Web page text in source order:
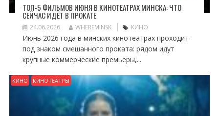
ТОП-5 ФИЛЬМОВ ИЮНЯ В КИНОТЕАТРАХ МИНСКА: ЧТО
СЕЙЧАС ИДЁТ В ПРОКАТЕ
24.06.2026 WHEREMINSK КИНО
Июнь 2026 года в минских кинотеатрах проходит
под знаком смешанного проката: рядом идут
крупные коммерческие премьеры,...
КИНО КИНОТЕАТРЫ